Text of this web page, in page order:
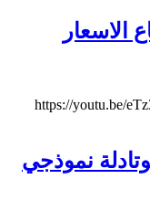
الاسعار
https://youtu.be/
نموذجي